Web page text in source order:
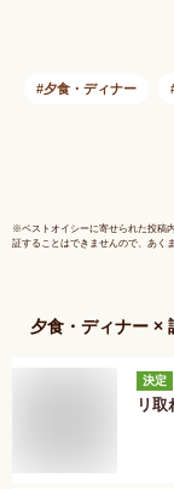
夕食・ディナー
※ベストオイシーに寄せられた投稿
証することはできませんので、あく
夕食・ディナー ×
決定
リ取